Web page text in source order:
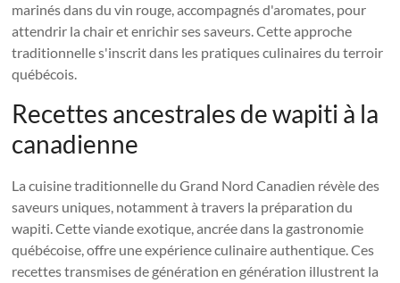
marinés dans du vin rouge, accompagnés d'aromates, pour
attendrir la chair et enrichir ses saveurs. Cette approche
traditionnelle s'inscrit dans les pratiques culinaires du terroir
québécois.
Recettes ancestrales de wapiti à la
canadienne
La cuisine traditionnelle du Grand Nord Canadien révèle des
saveurs uniques, notamment à travers la préparation du
wapiti. Cette viande exotique, ancrée dans la gastronomie
québécoise, offre une expérience culinaire authentique. Ces
recettes transmises de génération en génération illustrent la